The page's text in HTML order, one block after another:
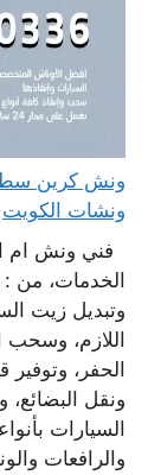
ونشات الكويت
فني ونش ام
الخدمات، من :
وتبديل زيت
اللازم، وسحب
الحفر، وتوفير
ونقل البضائع،
السيارات
والرافعات